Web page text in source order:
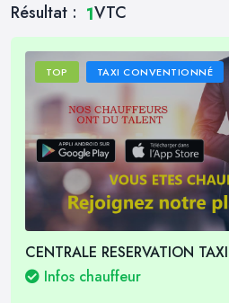
Résultat : 1VTC
TOP TAXI CONVENTIONNÉ
CENTRALE RESERVATION TAXI
Infos chauffeur